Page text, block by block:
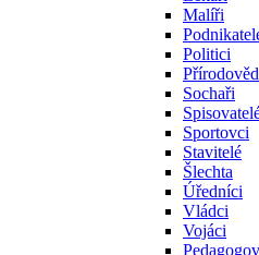
Malíři
Politici
Sochaři
Sportovci
Stavitelé
Šlechta
Úředníci
Vládci
Vojáci